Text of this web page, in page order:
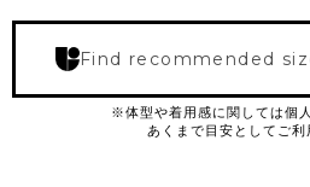
Find recommended